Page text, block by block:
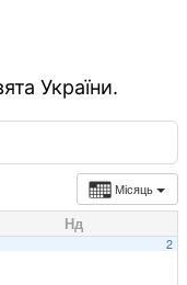
України.
Місяць
Нд
вигодовування
2